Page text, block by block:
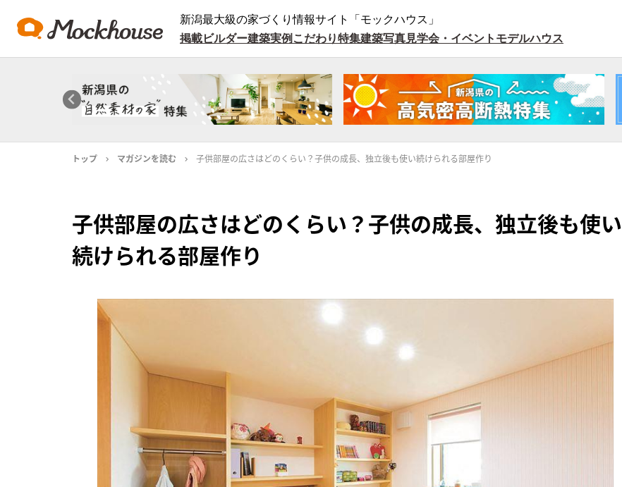
新潟最大級の家づくり情報サイト「モックハウス」
掲載ビルダー建築実例 こだわり特集建築写真見学会・イベント モデルハウス
トップ マガジンを読む 子供部屋の広さはどのくらい？子供の成長、独立後も使い続けられる部屋作り
子供部屋の広さはどのくらい？子供の成長、独立後も使い
続けられる部屋作り